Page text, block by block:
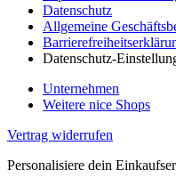
Datenschutz
Allgemeine
Datenschutz-
Unternehmen
Weitere nice Shops
Vertrag widerrufen
Personalisiere dein